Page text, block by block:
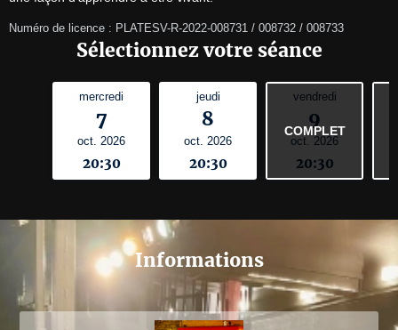
Numéro de licence : PLATESV-R-2022-008731 / 008732 / 008733
Sélectionnez votre séance
mercredi
7
oct. 2026
20:30
jeudi
8
oct. 2026
20:30
vendredi
9
oct. 2026
20:30
COMPLET
Informations